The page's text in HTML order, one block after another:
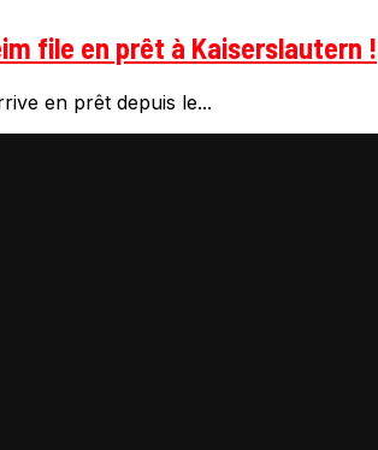
file en prêt à Kaiserslautern !
en prêt depuis le...